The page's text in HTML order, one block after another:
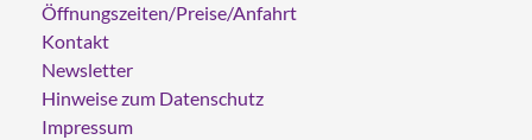
Öffnungszeiten/Preise/Anfahrt
Kontakt
Newsletter
Hinweise zum Datenschutz
Impressum